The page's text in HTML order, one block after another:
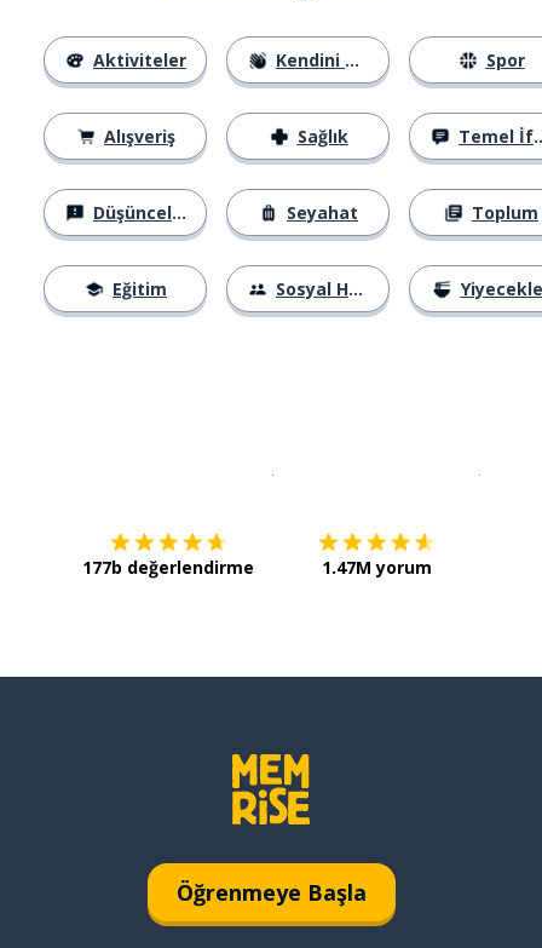
Aktiviteler
Alışveriş
Düşünceler
Eğitim
Kendini Tanıtma
Sağlık
Seyahat
Sosyal Hayat
Spor
Temel İfadeler
Toplum
177b değerlendirme 1.47M yorum
Öğrenmeye Başla